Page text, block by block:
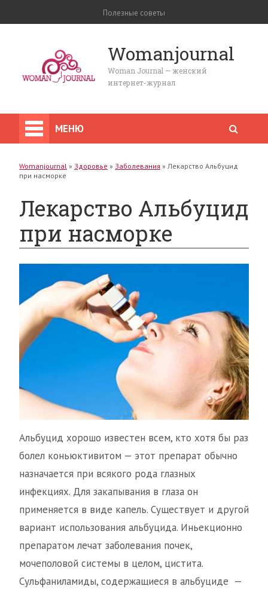
Полезные советы
Womanjournal
Woman Journal — женский
интернет-журнал
МЕНЮ
Womanjournal » Здоровье » Заболевания » Лекарство Альбуцид
при насморке
Лекарство Альбуцид
при насморке
Альбуцид хорошо известен всем, кто хотя бы раз
болел коньюктивитом — этот препарат обычно
назначается при всякого рода глазных
инфекциях. Для закапывания в глаза он
применяется в виде капель. Существует и другой
вариант использования альбуцида. Иньекционно
препаратом лечат заболевания почек,
мочеполовой системы в целом, цистита.
Сульфаниламиды, содержащиеся в альбуциде —